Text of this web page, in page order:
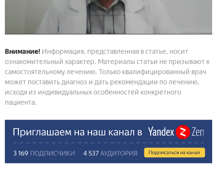
Внимание! Информация, представленная в статье, носит
ознакомительный характер. Материалы статьи не призывают к
самостоятельному лечению. Только квалифицированный врач
может поставить диагноз и дать рекомендации по лечению,
исходя из индивидуальных особенностей конкретного
пациента.